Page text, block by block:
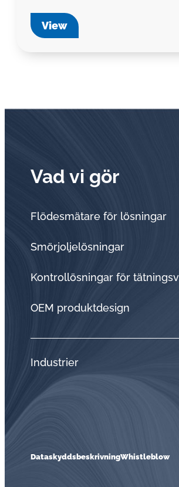
View
Vad vi gör
Flödesmätare för lösningar
Smörjoljelösningar
Kontrollösningar för
OEM produktdesign
Industrier
DataskyddsbeskrivningWhistleblow